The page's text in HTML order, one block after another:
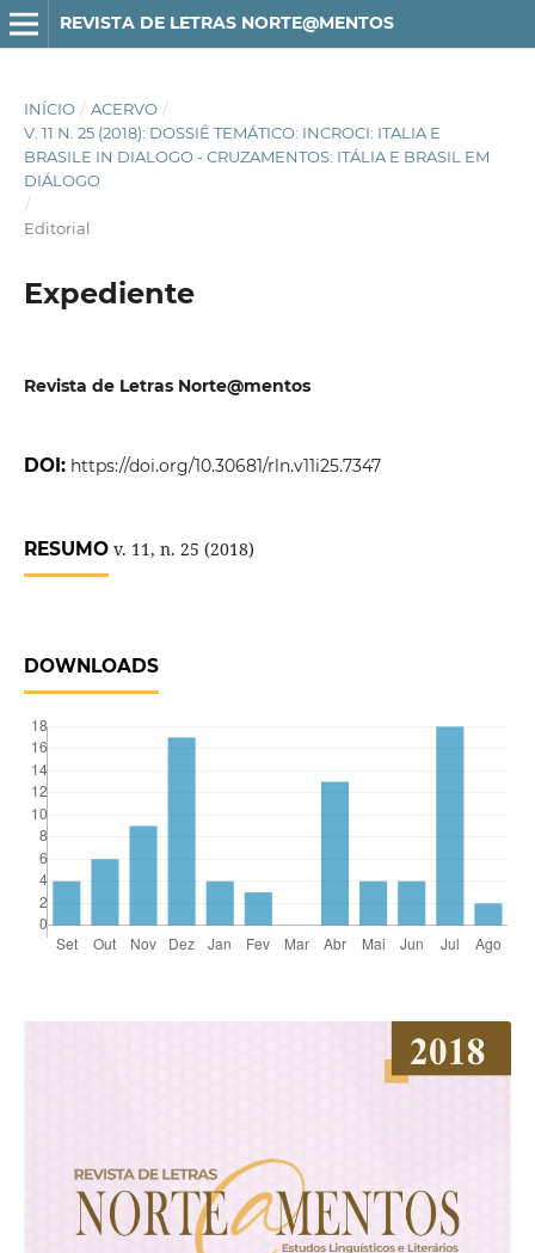
REVISTA DE LETRAS NORTE@MENTOS
INÍCIO / ACERVO /
V. 11 N. 25 (2018): DOSSIÊ TEMÁTICO: INCROCI: ITALIA E
BRASILE IN DIALOGO - CRUZAMENTOS: ITÁLIA E BRASIL EM
DIÁLOGO
/
Editorial
Expediente
Revista de Letras Norte@mentos
DOI: https://doi.org/10.30681/rln.v11i25.7347
RESUMOv. 11, n. 25 (2018)
DOWNLOADS